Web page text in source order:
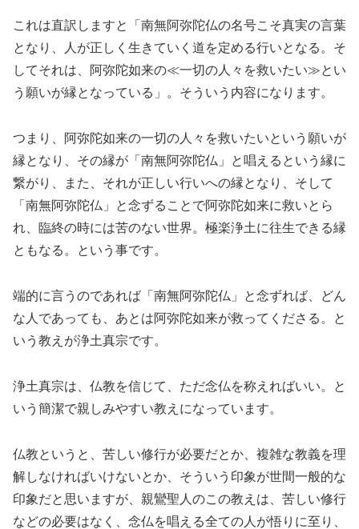
これは直訳しますと「南無阿弥陀仏の名号こそ真実の言葉
となり、人が正しく生きていく道を定める行いとなる。そ
してそれは、阿弥陀如来の≪一切の人々を救いたい≫とい
う願いが縁となっている」。そういう内容になります。
つまり、阿弥陀如来の一切の人々を救いたいという願いが
縁となり、その縁が「南無阿弥陀仏」と唱えるという縁に
繋がり、また、それが正しい行いへの縁となり、そして
「南無阿弥陀仏」と念ずることで阿弥陀如来に救いとら
れ、臨終の時には苦のない世界。極楽浄土に往生できる縁
ともなる。という事です。
端的に言うのであれば「南無阿弥陀仏」と念ずれば、どん
な人であっても、あとは阿弥陀如来が救ってくださる。と
いう教えが浄土真宗です。
浄土真宗は、仏教を信じて、ただ念仏を称えればいい。と
いう簡潔で親しみやすい教えになっています。
仏教というと、苦しい修行が必要だとか、複雑な教義を理
解しなければいけないとか、そういう印象が世間一般的な
印象だと思いますが、親鸞聖人のこの教えは、苦しい修行
などの必要はなく、念仏を唱える全ての人が悟りに至り、